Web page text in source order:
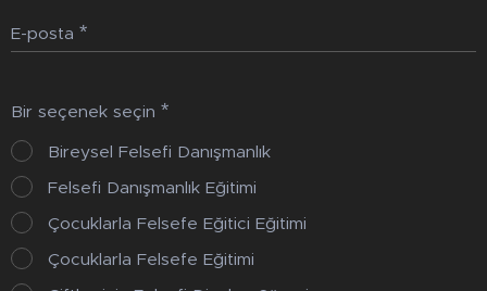
E-posta
Bir seçenek seçin
Bireysel Felsefi Danışmanlık
Felsefi Danışmanlık Eğitimi
Çocuklarla Felsefe Eğitici Eğitimi
Çocuklarla Felsefe Eğitimi